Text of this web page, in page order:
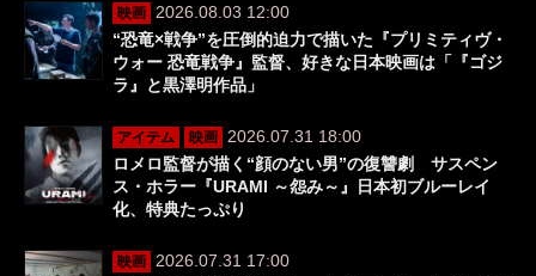
映画
2026.08.03 12:00
“恐竜×戦争”を圧倒的迫力で描いた『プリミティヴ・
ウォー 恐竜戦争』監督、好きな日本映画は「『ゴジ
ラ』と黒澤明作品」
アイテム 映画
2026.07.31 18:00
ロメロ監督が描く“顔のない男”の復讐劇 サスペン
ス・ホラー『URAMI ～怨み～』日本初ブルーレイ
化、特典たっぷり
映画
2026.07.31 17:00